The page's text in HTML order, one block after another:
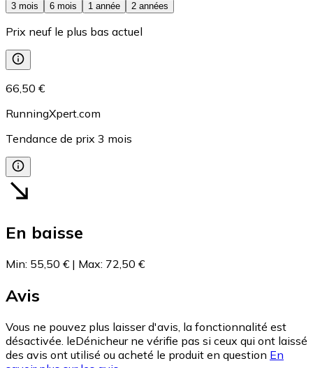
3 mois
6 mois 1 année 2 années
Prix neuf le plus bas actuel
66,50 €
RunningXpert.com
Tendance de prix 3 mois
En baisse
Min: 55,50 € | Max: 72,50 €
Avis
Vous ne pouvez plus laisser d'avis, la fonctionnalité est
désactivée. leDénicheur ne vérifie pas si ceux qui ont laissé
des avis ont utilisé ou acheté le produit en question En